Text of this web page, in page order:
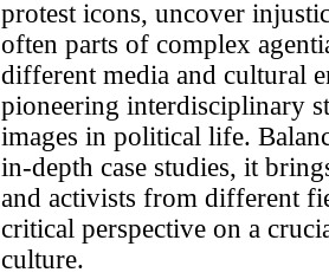
protest icons, uncover
often parts of complex
different media and cultural
pioneering interdisciplinary
images in political life.
in-depth case studies, it
and activists from different
critical perspective on a
culture.